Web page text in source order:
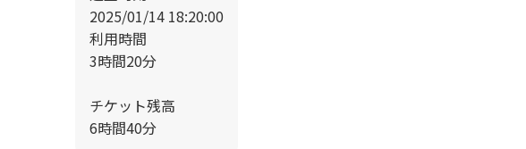
2025/01/14 18:20:00
利用時間
3時間20分
チケット残高
6時間40分